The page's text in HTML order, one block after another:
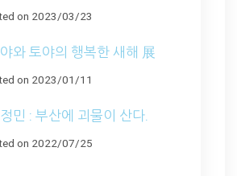
on 2023/03/23
와 토야의 행복한 새해 展
on 2023/01/11
민 : 부산에 괴물이 산다.
on 2022/07/25